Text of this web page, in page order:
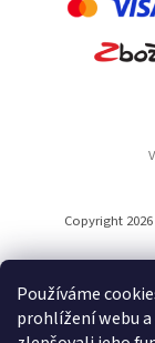
Používáme
prohlížení webu
Copyright 2026
Používáme